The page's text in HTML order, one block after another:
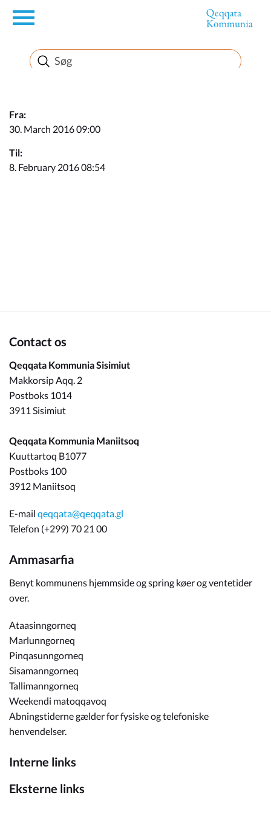
en
Borger
Fra:
30. March 2016 09:00
Til:
8. February 2016 08:54
Contact os
Qeqqata Kommunia Sisimiut
Makkorsip Aqq. 2
Postboks 1014
3911 Sisimiut
Qeqqata Kommunia Maniitsoq
Kuuttartoq B1077
Postboks 100
3912 Maniitsoq
E-mail qeqqata@qeqqata.gl
Telefon (+299) 70 21 00
Ammasarfia
Benyt kommunens hjemmside og spring køer og ventetider
over.
Ataasinngorneq
Marlunngorneq
Pinqasunngorneq
Sisamanngorneq
Tallimanngorneq
Weekendi matoqqavoq
Abningstiderne gælder for fysiske og telefoniske
henvendelser.
Interne links
Eksterne links